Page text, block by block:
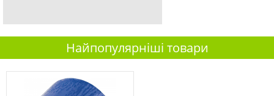
Найпопулярніші товари